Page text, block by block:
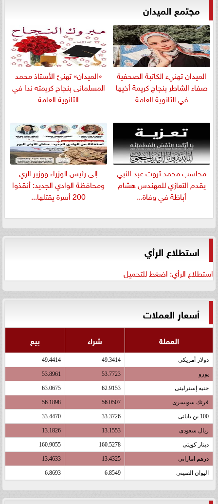
مجتمع الميدان
الميدان تهنيء الكاتبة الصحفية
صفاء الشاطر بنجاج كريمة أخيها
في الثانوية العامة
«الميدان» تهنئ الأستاذ محمد
المسلمانى بنجاح كريمته ندا في
الثانوية العامة
​محاسب محمد ثروت عبد النبي
يقدم التعازي للمهندس هشام
أباظة في وفاة...
إلى رئيس الوزراء ووزير الري
ومحافظة الوادي الجديد: أنقذوا
200 أسرة يقتلها...
استطلاع الرأي
استطلاع الرأي: اضغط للتحميل
أسعار العملات
العملة شراء بيع
دولار أمريكى 49.3414
49.4414
يورو 53.7723
53.8961
جنيه إسترلينى 62.9153
63.0675
فرنك سويسرى 56.0507
56.1898
100 ين يابانى 33.3726
33.4470
ريال سعودى 13.1553
13.1826
دينار كويتى 160.5278
160.9055
درهم اماراتى 13.4325
13.4633
اليوان الصينى 6.8549
6.8693